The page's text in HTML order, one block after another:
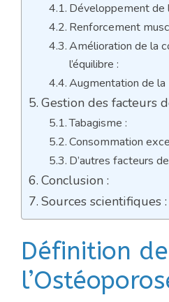
Développement de
Renforcement
Amélioration de la
l’équilibre :
Augmentation de la
Gestion des facteurs
Tabagisme :
Consommation
D’autres facteurs
Conclusion :
Sources scientifiques :
Définition de